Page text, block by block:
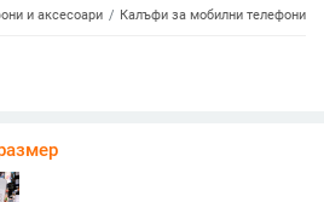
и аксесоари Калъфи за мобилни телефони